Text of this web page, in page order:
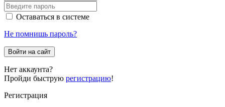
Оставаться в системе
Не помнишь пароль?
Войти на сайт
Нет аккаунта?
Пройди быструю регистрацию!
Регистрация